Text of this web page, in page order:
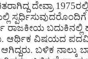
ದೇವ್ರಾ
ಸ್ಪರ್ಧಿಸುವುದರೊಂದಿಗೆ
ರಾಜಕೀಯ ಬದುಕಿನಲ್ಲಿ
ಆರ್ಥಿಕ ವಿಷಯದ
ಬಳಿಕ ನಾಲ್ಕು